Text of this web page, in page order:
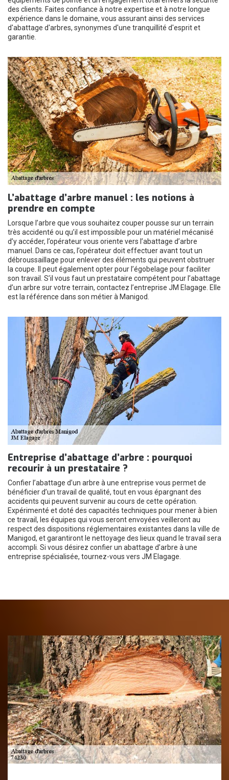
des clients. Faites confiance à notre expertise et à notre longue
expérience dans le domaine, vous assurant ainsi des services
d'abattage d'arbres, synonymes d'une tranquillité d'esprit et
garantie.
L’abattage d’arbre manuel : les notions à
prendre en compte
Lorsque l’arbre que vous souhaitez couper pousse sur un terrain
très accidenté ou qu’il est impossible pour un matériel mécanisé
d’y accéder, l’opérateur vous oriente vers l’abattage d’arbre
manuel. Dans ce cas, l’opérateur doit effectuer avant tout un
débroussaillage pour enlever des éléments qui peuvent obstruer
la coupe. Il peut également opter pour l’égobelage pour faciliter
son travail. S’il vous faut un prestataire compétent pour l’abattage
d’un arbre sur votre terrain, contactez l’entreprise JM Elagage. Elle
est la référence dans son métier à Manigod.
Entreprise d’abattage d’arbre : pourquoi
recourir à un prestataire ?
Confier l’abattage d’un arbre à une entreprise vous permet de
bénéficier d’un travail de qualité, tout en vous épargnant des
accidents qui peuvent survenir au cours de cette opération.
Expérimenté et doté des capacités techniques pour mener à bien
ce travail, les équipes qui vous seront envoyées veilleront au
respect des dispositions réglementaires existantes dans la ville de
Manigod, et garantiront le nettoyage des lieux quand le travail sera
accompli. Si vous désirez confier un abattage d’arbre à une
entreprise spécialisée, tournez-vous vers JM Elagage.